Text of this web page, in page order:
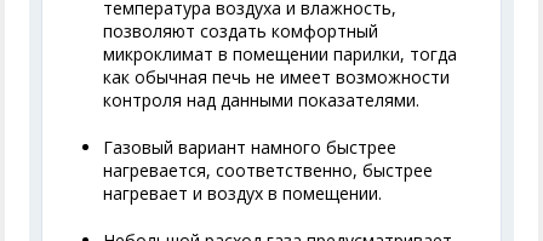
температура воздуха и влажность,
позволяют создать комфортный
микроклимат в помещении парилки, тогда
как обычная печь не имеет возможности
контроля над данными показателями.
Газовый вариант намного быстрее
нагревается, соответственно, быстрее
нагревает и воздух в помещении.